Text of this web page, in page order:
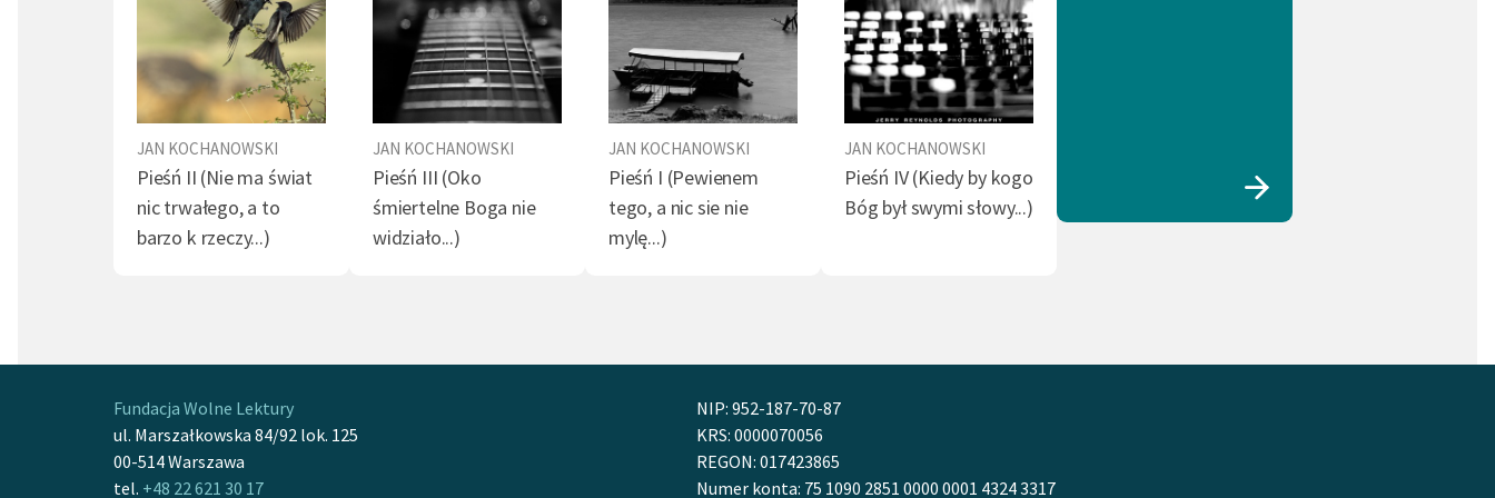
Panna XI
Panna XII
JAN KOCHANOWSKI
Pieśń II (Nie ma świat
nic trwałego, a to
barzo k rzeczy...)
JAN KOCHANOWSKI
Pieśń III (Oko
śmiertelne Boga nie
widziało...)
JAN KOCHANOWSKI
Pieśń I (Pewienem
tego, a nic sie nie
mylę...)
JAN KOCHANOWSKI
Pieśń IV (Kiedy by kogo
Bóg był swymi słowy...)
Fundacja Wolne Lektury
ul. Marszałkowska 84/92 lok. 125
00-514 Warszawa
tel. +48 22 621 30 17
NIP: 952-187-70-87
KRS: 0000070056
REGON: 017423865
Numer konta: 75 1090 2851 0000 0001 4324 3317